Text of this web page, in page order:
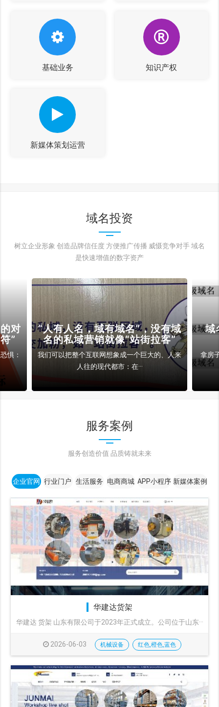
基础业务 知识产权
新媒体策划运营
域名投资
树立企业形象 创造品牌信任度 方便推广传播 威慑竞争对手 域名
是快速增值的数字资产
对
”
惧：
“人有人名，域有域名”，没有域
名的私域营销就像“站街拉客”
我们可以把整个互联网想象成一个巨大的、人来
人往的现代都市：在···
域
拿房
服务案例
服务创造价值 品质铸就未来
企业官网 行业门户 生活服务 电商商城 APP小程序 新媒体案例
华建达货架
华建达 货架 山东有限公司于2023年正式成立。公司位于山东···
2026-06-03 机械设备 红色,橙色,蓝色